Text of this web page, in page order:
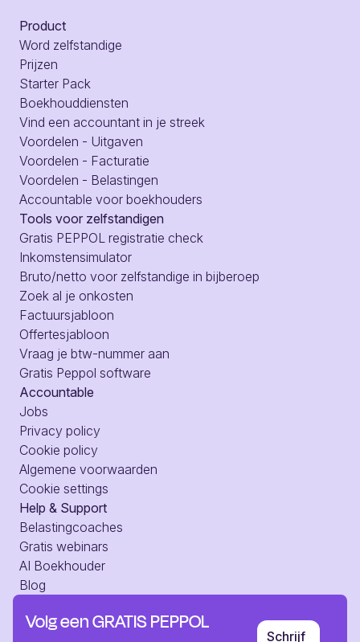
Volg een GRATIS PEPPOL
Schrijf
Product
Word zelfstandige
Prijzen
Starter Pack
Boekhouddiensten
Vind een accountant in je streek
Voordelen - Uitgaven
Voordelen - Facturatie
Voordelen - Belastingen
Accountable voor boekhouders
Tools voor zelfstandigen
Gratis PEPPOL registratie check
Inkomstensimulator
Bruto/netto voor zelfstandige in bijberoep
Zoek al je onkosten
Factuursjabloon
Offertesjabloon
Vraag je btw-nummer aan
Gratis Peppol software
Accountable
Jobs
Privacy policy
Cookie policy
Algemene voorwaarden
Cookie settings
Help & Support
Belastingcoaches
Gratis webinars
AI Boekhouder
Blog
Web toegang